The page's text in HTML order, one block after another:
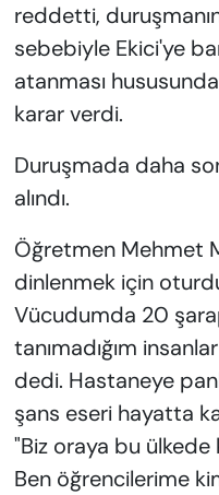
reddetti,
sebebiyle Ekici'ye
atanması
karar verdi.
Duruşmada daha
alındı.
Öğretmen Mehmet
dinlenmek için
Vücudumda 20
tanımadığım
dedi. Hastaneye
şans eseri hayatta
"Biz oraya bu
Ben öğrencilerime